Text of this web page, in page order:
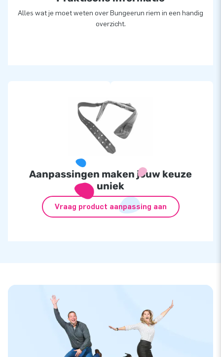
Alles wat je moet weten over Bungeerun riem in een handig
overzicht.
Aanpassingen maken jouw keuze
uniek
Vraag product aanpassing aan